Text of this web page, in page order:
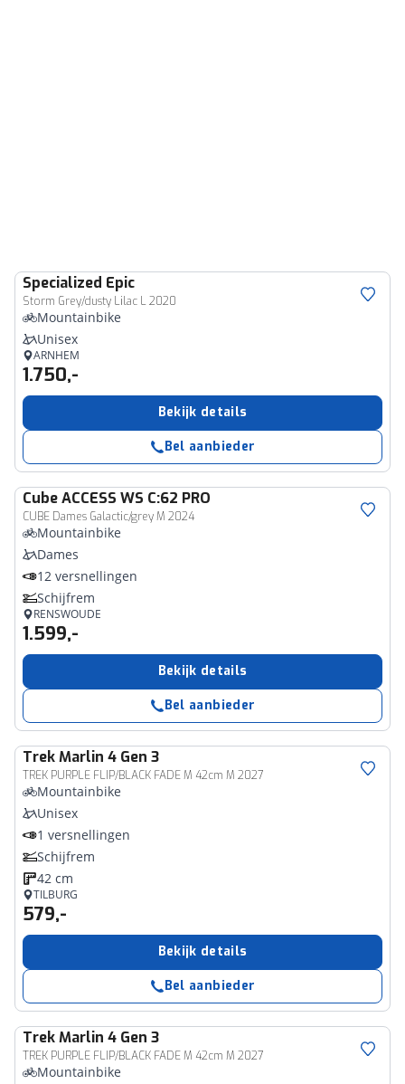
Specialized Epic
Storm Grey/dusty Lilac L 2020
Mountainbike
Unisex
ARNHEM
1.750,-
Bekijk details
Bel aanbieder
CubeACCESS WS C:62 PRO
CUBE Dames Galactic/grey M 2024
Mountainbike
Dames
12 versnellingen
Schijfrem
RENSWOUDE
1.599,-
Bekijk details
Bel aanbieder
TrekMarlin 4 Gen 3
TREK PURPLE FLIP/BLACK FADE M 42cm M 2027
Mountainbike
Unisex
1 versnellingen
Schijfrem
42 cm
TILBURG
579,-
Bekijk details
Bel aanbieder
TrekMarlin 4 Gen 3
TREK PURPLE FLIP/BLACK FADE M 42cm M 2027
Mountainbike